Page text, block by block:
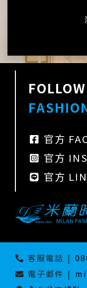
FOLLOW
官方
官方
官方
客服電話 |
電子郵件 |